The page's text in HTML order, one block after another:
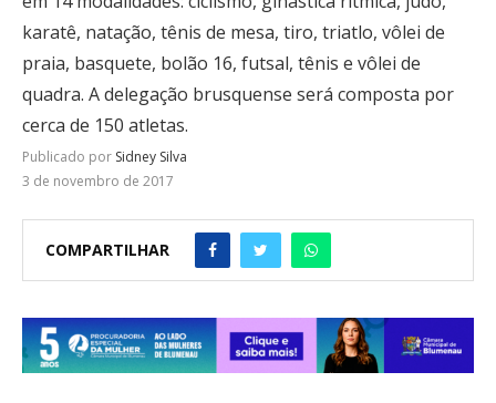
karatê, natação, tênis de mesa, tiro, triatlo, vôlei de
praia, basquete, bolão 16, futsal, tênis e vôlei de
quadra. A delegação brusquense será composta por
cerca de 150 atletas.
Publicado por Sidney Silva
3 de novembro de 2017
COMPARTILHAR